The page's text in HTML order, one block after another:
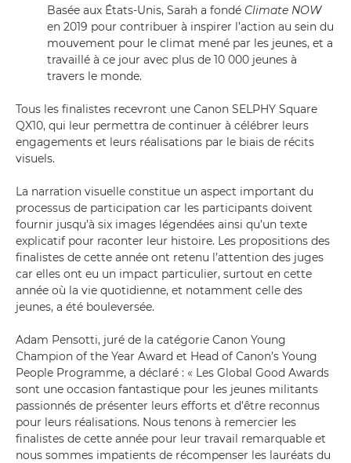
Basée aux États-Unis, Sarah a fondé Climate NOW
en 2019 pour contribuer à inspirer l’action au sein du
mouvement pour le climat mené par les jeunes, et a
travaillé à ce jour avec plus de 10 000 jeunes à
travers le monde.
Tous les finalistes recevront une Canon SELPHY Square
QX10, qui leur permettra de continuer à célébrer leurs
engagements et leurs réalisations par le biais de récits
visuels.
La narration visuelle constitue un aspect important du
processus de participation car les participants doivent
fournir jusqu’à six images légendées ainsi qu’un texte
explicatif pour raconter leur histoire. Les propositions des
finalistes de cette année ont retenu l’attention des juges
car elles ont eu un impact particulier, surtout en cette
année où la vie quotidienne, et notamment celle des
jeunes, a été bouleversée.
Adam Pensotti, juré de la catégorie Canon Young
Champion of the Year Award et Head of Canon’s Young
People Programme, a déclaré : « Les Global Good Awards
sont une occasion fantastique pour les jeunes militants
passionnés de présenter leurs efforts et d’être reconnus
pour leurs réalisations. Nous tenons à remercier les
finalistes de cette année pour leur travail remarquable et
nous sommes impatients de récompenser les lauréats du